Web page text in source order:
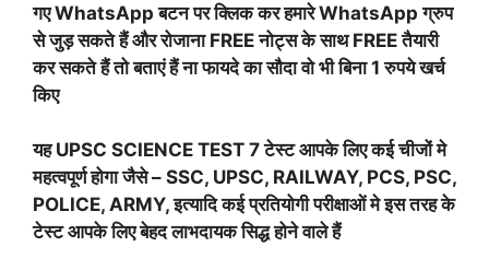
गए WhatsApp बटन पर क्लिक कर हमारे WhatsApp ग्रुप
से जुड़ सकते हैं और रोजाना FREE नोट्स के साथ FREE तैयारी
कर सकते हैं तो बताएं हैं ना फायदे का सौदा वो भी बिना 1 रुपये खर्च
किए
यहUPSC SCIENCE TEST 7टेस्ट आपके लिए कई चीजों मे
महत्वपूर्ण होगा जैसे – SSC, UPSC, RAILWAY, PCS, PSC,
POLICE, ARMY, इत्यादि कई प्रतियोगी परीक्षाओं मे इस तरह के
टेस्ट आपके लिए बेहद लाभदायक सिद्ध होने वाले हैं